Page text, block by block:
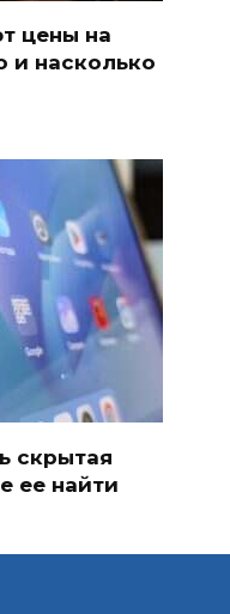
цены на
и насколько
скрытая
ее найти